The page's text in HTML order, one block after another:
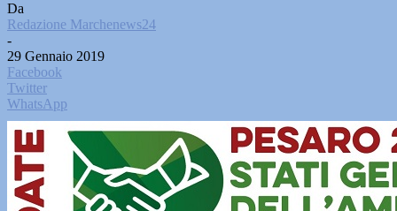
Da
Redazione Marchenews24
-
29 Gennaio 2019
Facebook
Twitter
WhatsApp